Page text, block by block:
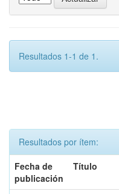
Resultados 1-1 de 1.
Resultados por ítem:
Fecha de
publicación
Título